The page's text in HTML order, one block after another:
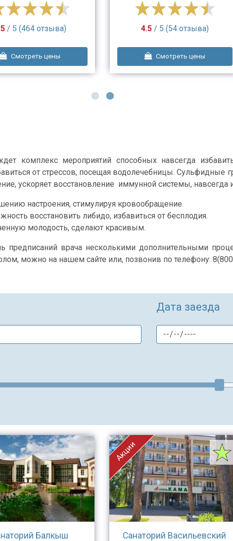
Смотреть цены
/ 5 (464 отзыва)
Смотреть цены
4.5 / 5 (54 отзыва)
комплекс мероприятий способных навсегда
от стрессов, посещая водолечебницы. Сульфидные
ускоряет восстановление иммунной системы, навсегда
настроения, стимулируя кровообращение.
восстановить либидо, избавиться от бесплодия.
молодость, сделают красивым.
врача несколькими дополнительными
можно на нашем сайте или, позвонив по телефону:
Дата заезда
Балкыш
Акции
Санаторий Васильевский